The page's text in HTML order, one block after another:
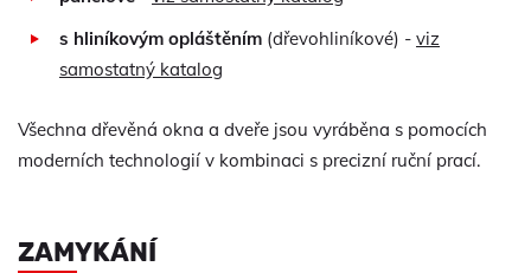
s hliníkovým opláštěním (dřevohliníkové) - viz
samostatný katalog
Všechna dřevěná okna a dveře jsou vyráběna s pomocích
moderních technologií v kombinaci s precizní ruční prací.
ZAMYKÁNÍ